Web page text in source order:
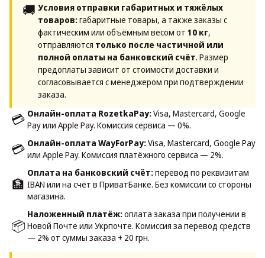
🚚 Условия отправки габаритных и тяжёлых
товаров:габаритные товары, а также заказы с
фактическим или объёмным весом от 10 кг,
отправляются только после частичной или
полной оплаты на банковский счёт. Размер
предоплаты зависит от стоимости доставки и
согласовывается с менеджером при подтверждении
заказа.
💳 Онлайн-оплата RozetkaPay:Visa, Mastercard, Google
Pay или Apple Pay. Комиссия сервиса — 0%.
💳 Онлайн-оплата WayForPay:Visa, Mastercard, Google Pay
или Apple Pay. Комиссия платёжного сервиса — 2%.
🏦
Оплата на банковский счёт:перевод по реквизитам
IBAN или на счёт в ПриватБанке. Без комиссии со стороны
магазина.
📦
Наложенный платёж:оплата заказа при получении в
Новой Почте или Укрпочте. Комиссия за перевод средств
— 2% от суммы заказа + 20 грн.